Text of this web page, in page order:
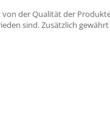
von der Qualität der
sind. Zusätzlich